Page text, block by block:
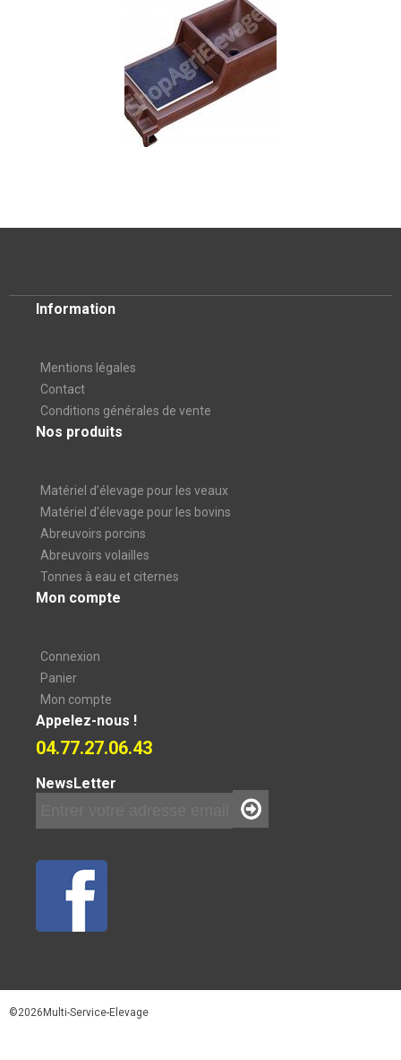
Information
Mentions légales
Contact
Conditions générales de vente
Nos produits
Matériel d’élevage pour les veaux
Matériel d'élevage pour les bovins
Abreuvoirs porcins
Abreuvoirs volailles
Tonnes à eau et citernes
Mon compte
Connexion
Panier
Mon compte
Appelez-nous !
04.77.27.06.43
NewsLetter
©2026Multi-Service-Elevage